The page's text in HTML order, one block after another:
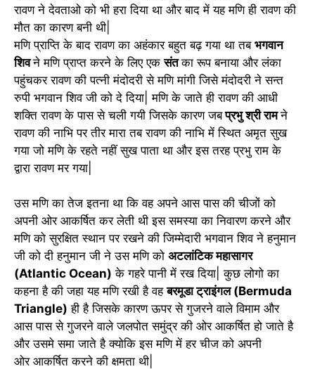
रावण ने देवताओ को भी हरा दिया था और बाद में यह मणि ही रावण की
मौत का कारण बनी थी|
मणि प्राप्ति के बाद रावण का अहंकार बहुत बढ़ गया था तब भगवान
शिवने मणि प्राप्त करने के लिए एकसंतका रूप बनाया और लंका
पहुंचकर रावण की पत्नी मंदोदरी से मणि मांगी जिसे मंदोदरी ने सन्त
रुपी भगवान शिव जी को दे दिया| मणि के जाते ही रावण की आधी
शक्ति रावण के पास से चली गयी जिसके कारण जबप्रभु श्री रामने
रावण की नाभि पर तीर मारा तब रावण की नाभि में स्थित अमृत सुख
गया जो मणि के रहते नहीं सुख पाता था और इस तरह प्रभु राम के
द्वारा रावण मर गया|
उस मणि का तेज इतना था कि वह अपने आस पास की चीजों को
अपनी ओर आकर्षित कर लेती थी इस समस्या का निवारण करने और
मणि को सुरक्षित स्थान पर रखने की जिम्मेदारी भगवान शिव ने हनुमान
जी को दी हनुमान जी ने उस मणि को अटलांटिक महासागर
(Atlantic Ocean) के गहरे पानी में रख दिया| कुछ लोगो का
कहना है की जहा यह मणि रखी है वहबरमूडा ट्राइंगल (Bermuda
Triangle) ही है जिसके कारण ऊपर से गुजरने वाले विमाम और
आस पास से गुजरने वाले जलपोत समुंद्र की ओर आकर्षित हो जाते है
और उसमे समा जाते है क्योकि इस मणि में हर चीज को अपनी
ओर आकर्षित करने की क्षमता थी|